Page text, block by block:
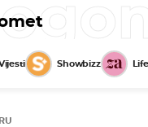
Showbizz